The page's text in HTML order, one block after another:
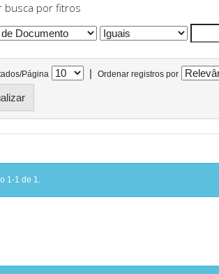
busca por fitros
Página | Ordenar registros por
1-1 de 1.